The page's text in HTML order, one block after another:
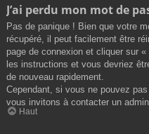
J’ai perdu mon mot de
Pas de panique ! Bien que votre
récupéré, il peut facilement être
page de connexion et cliquer sur
les instructions et vous devriez
de nouveau rapidement.
Cependant, si vous ne pouvez
vous invitons à contacter un
Haut